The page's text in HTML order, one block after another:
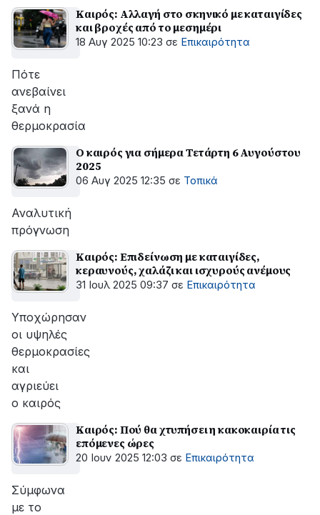
Καιρός: Αλλαγή στο σκηνικό με καταιγίδες
και βροχές από το μεσημέρι
18 Αυγ 2025 10:23 σε Επικαιρότητα
Πότε
ανεβαίνει
ξανά η
θερμοκρασία
Ο καιρός για σήμερα Τετάρτη 6 Αυγούστου
2025
06 Αυγ 2025 12:35 σε Τοπικά
Αναλυτική
πρόγνωση
Καιρός: Επιδείνωση με καταιγίδες,
κεραυνούς, χαλάζι και ισχυρούς ανέμους
31 Ιουλ 2025 09:37 σε Επικαιρότητα
Υποχώρησαν
οι υψηλές
θερμοκρασίες
και
αγριεύει
ο καιρός
Καιρός: Πού θα χτυπήσει η κακοκαιρία τις
επόμενες ώρες
20 Ιουν 2025 12:03 σε Επικαιρότητα
Σύμφωνα
με το